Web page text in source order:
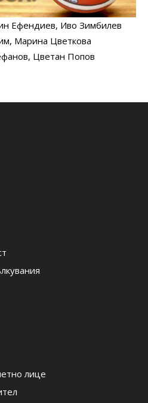
Ефендиев, Иво Зимбилев
, Марина Цветкова
, Цветан Попов
лице